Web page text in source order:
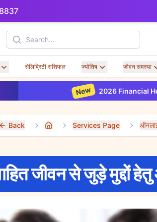
Search
सेलिब्रिटी राशिफल ज्योतिष जीवन समस्या
New 2026 Financial
Back Home Services Page
जीवन से जुड़े मुद्दों हेतु